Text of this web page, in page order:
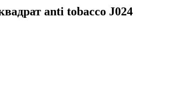
anti tobacco J024